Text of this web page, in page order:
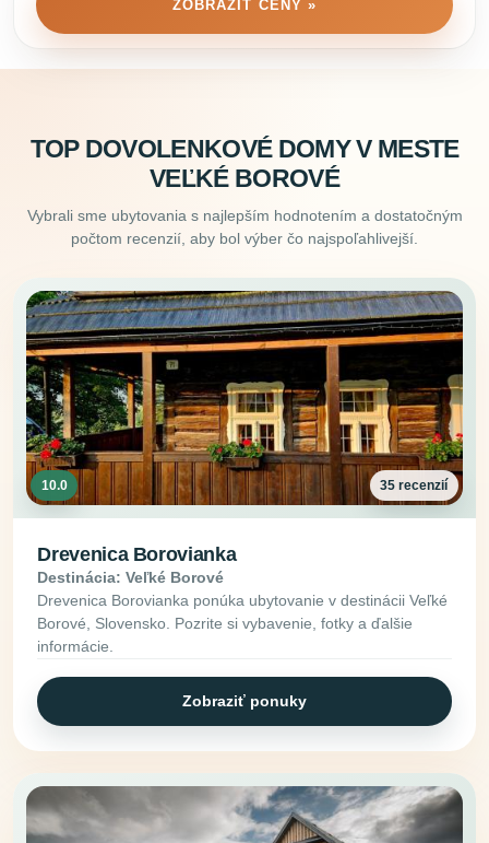
ZOBRAZIŤ CENY »
TOP DOVOLENKOVÉ DOMY V MESTE
VEĽKÉ BOROVÉ
Vybrali sme ubytovania s najlepším hodnotením a dostatočným
počtom recenzií, aby bol výber čo najspoľahlivejší.
10.0 35 recenzií
Drevenica Borovianka
Destinácia: Veľké Borové
Drevenica Borovianka ponúka ubytovanie v destinácii Veľké
Borové, Slovensko. Pozrite si vybavenie, fotky a ďalšie
informácie.
Zobraziť ponuky